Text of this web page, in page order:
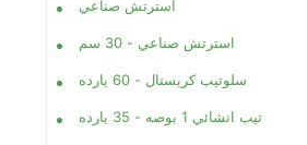
استرتش صناعي
استرتش صناعي - 30 سم
سلوتيب كريستال - 60 يارده
تيب انشائي 1 بوصه - 35 يارده